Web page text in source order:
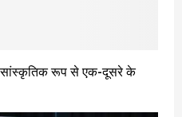
सांस्कृतिक रूप से एक-दूसरे के